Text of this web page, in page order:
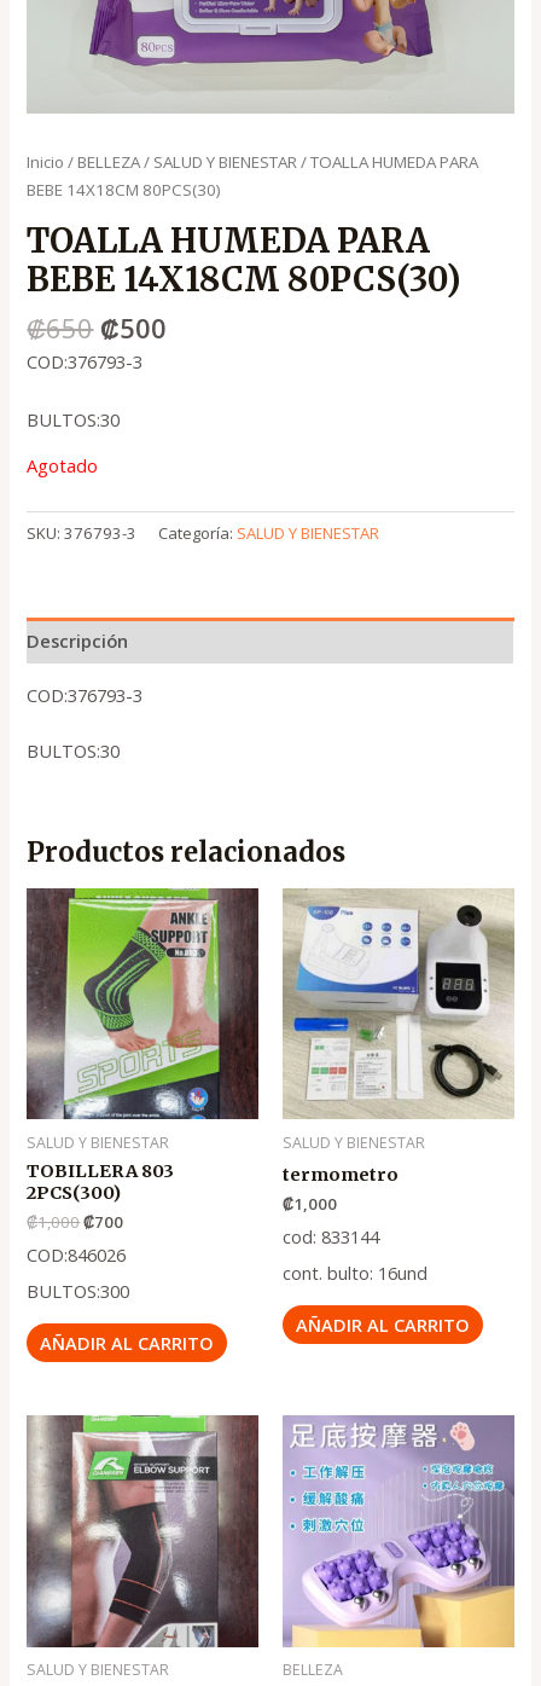
Inicio / BELLEZA/ SALUD Y BIENESTAR/ TOALLA HUMEDA PARA
BEBE 14X18CM 80PCS(30)
TOALLA HUMEDA PARA
BEBE 14X18CM 80PCS(30)
₡650 ₡500
COD:376793-3
BULTOS:30
Agotado
SKU:376793-3 Categoría: SALUD Y BIENESTAR
Descripción
COD:376793-3
BULTOS:30
Productos relacionados
SALUD Y BIENESTAR
TOBILLERA 803
2PCS(300)
₡1,000
El
precio
original
era:
.
₡1,000
₡700
El
precio
actual
es:
.
₡700
COD:846026
BULTOS:300
AÑADIR AL CARRITO
SALUD Y BIENESTAR
termometro
₡1,000
cod: 833144
cont. bulto: 16und
AÑADIR AL CARRITO
SALUD Y BIENESTAR
El
precio
original
era:
.
₡1,150
El
precio
actual
es:
.
₡750
BELLEZA
El
precio
original
era:
.
₡3,250
El
precio
actual
₡2,150